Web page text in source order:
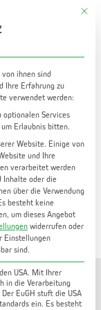
Wohnung in
Mit
von ihnen sind
Ihre Erfahrung zu
verwendet werden:
optionalen Services
Erlaubnis bitten.
Website. Einige von
und Ihre
verarbeitet werden
Inhalte oder die
über die Verwendung
besteht keine
um dieses Angebot
widerrufen oder
Einstellungen
sind.
USA. Mit Ihrer
in die Verarbeitung
EuGH stuft die USA
ein. Es besteht